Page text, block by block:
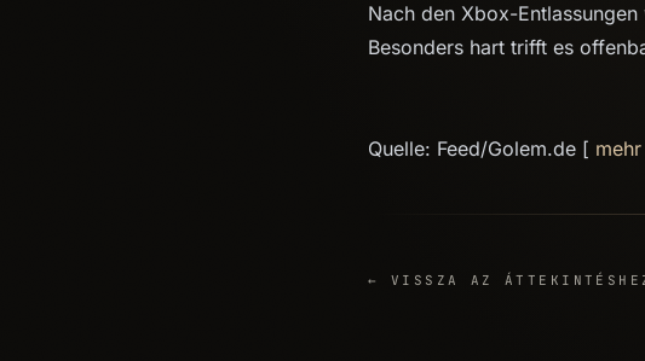
Nach den Xbox-
Besonders hart trifft es
Quelle: Feed/Golem.de [ mehr
← VISSZA AZ